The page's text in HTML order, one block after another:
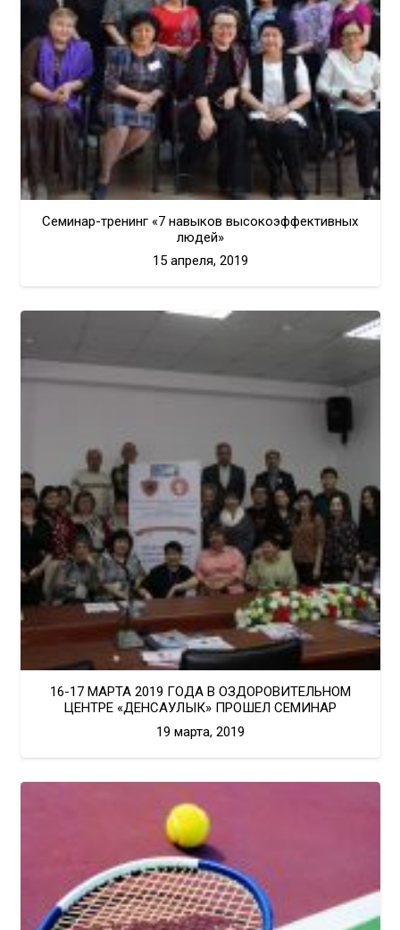
Семинар-тренинг «7 навыков высокоэффективных
людей»
15 апреля, 2019
16-17 МАРТА 2019 ГОДА В ОЗДОРОВИТЕЛЬНОМ
ЦЕНТРЕ «ДЕНСАУЛЫК» ПРОШЕЛ СЕМИНАР
19 марта, 2019